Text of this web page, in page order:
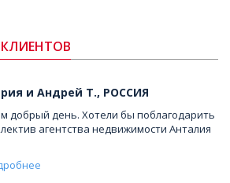
и Андрей T., РОССИЯ
добрый день. Хотели бы поблагодарить
агентства недвижимости Анталия